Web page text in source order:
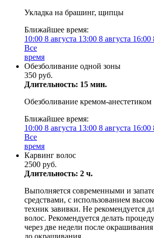
Укладка на брашинг, щипцы
Ближайшее время:
10:00 8 августа 13:00 8 августа 16:00
Все
время
Обезболивание одной зоны
350 руб.
Длительность: 15 мин.
Обезболивание кремом-анестетиком
Ближайшее время:
10:00 8 августа 13:00 8 августа 16:00
Все
время
Карвинг волос
2500 руб.
Длительность: 2 ч.
Выполняется современными и
средствами, с использованием
техник завивки. Не рекомендуется
волос. Рекомендуется делать
через две недели после
до окрашивания.